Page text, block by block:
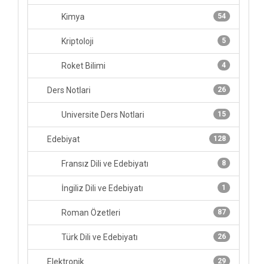
54
Kimya
5
Kriptoloji
4
Roket Bilimi
26
Ders Notlari
15
Universite Ders Notlari
128
Edebiyat
8
Fransız Dili ve Edebiyatı
1
İngiliz Dili ve Edebiyatı
87
Roman Özetleri
26
Türk Dili ve Edebiyatı
29
Elektronik